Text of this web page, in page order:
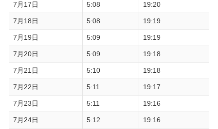
7月17日 5:08 19:20
7月18日 5:08 19:19
7月19日 5:09 19:19
7月20日 5:09 19:18
7月21日 5:10 19:18
7月22日 5:11 19:17
7月23日 5:11 19:16
7月24日 5:12 19:16